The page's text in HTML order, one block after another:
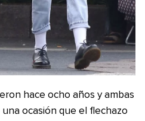
hace ocho años y ambas
ocasión que el flechazo